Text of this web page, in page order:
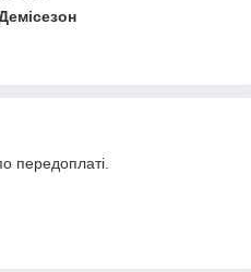
передоплаті.